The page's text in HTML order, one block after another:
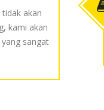
tidak akan
kami akan
sangat